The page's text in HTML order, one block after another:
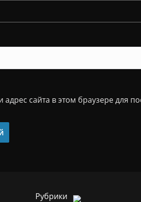
сайта в этом браузере для
Рубрики